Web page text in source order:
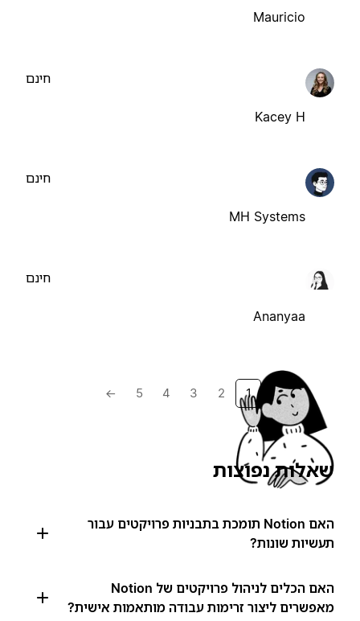
Mauricio
Kacey H
חינם
MH Systems
חינם
Ananyaa
חינם
1
2
3
4
5
→
שאלות נפוצות
האם Notion תומכת בתבניות פרויקטים עבור
תעשיות שונות?
האם הכלים לניהול פרויקטים של Notion
מאפשרים ליצור זרימות עבודה מותאמות אישית?